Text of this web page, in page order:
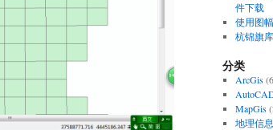
件下载
使用图
杭锦旗
分类
ArcGis
MapGis
地理信